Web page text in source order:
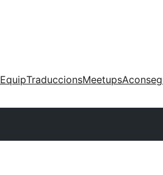
EquipTraduccionsMeetups